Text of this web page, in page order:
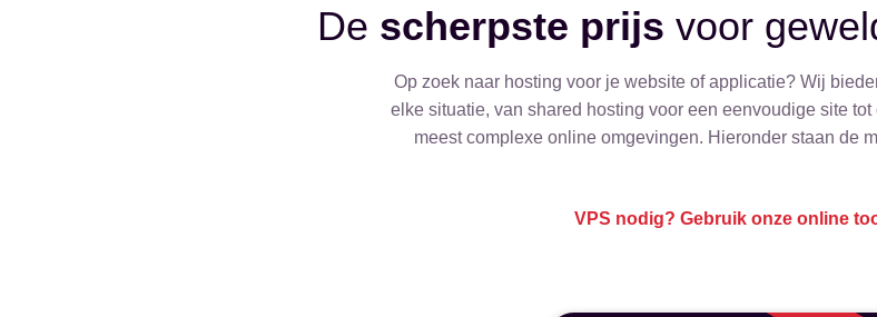
De scherpste prijs voor
Op zoek naar hosting voor je website of applicatie? Wij
elke situatie, van shared hosting voor een eenvoudige site
meest complexe online omgevingen. Hieronder staan de
VPS nodig? Gebruik onze online